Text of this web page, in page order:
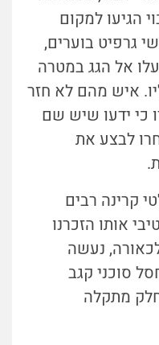
הגיעו למקום
גרפיט בוערים,
אל הגג במטרה
איש מהם לא חזר
כי ידעו שיש שם
לבצע את
קרינה רבים
131 רדיואקטיבי אותו הזכרנו
90 (שבו, לכאורה, נעשה
סוכני קגב
שהיה חלק מתקלה